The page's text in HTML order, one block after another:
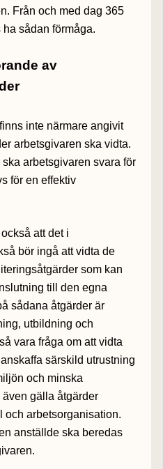
Från och med dag 365
sådan förmåga.
av
inte närmare angivit
arbetsgivaren ska vidta.
arbetsgivaren svara för
för en effektiv
att det i
bör ingå att vidta de
som kan
till den egna
sådana åtgärder är
utbildning och
vara fråga om att vidta
särskild utrustning
och minska
gälla åtgärder
och arbetsorganisation.
anställde ska beredas